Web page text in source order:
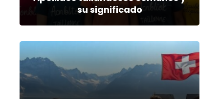
su significado